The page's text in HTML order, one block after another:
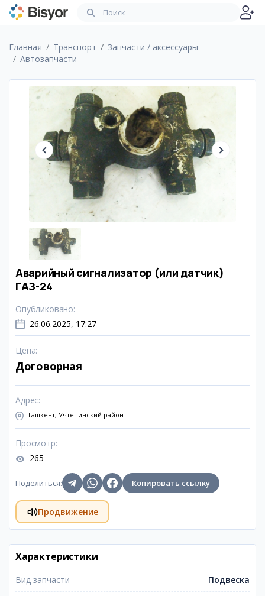
Главная Транспорт
Запчасти / аксессуары
Автозапчасти
Аварийный сигнализатор (или датчик)
ГАЗ-24
Опубликовано:
26.06.2025, 17:27
Цена:
Договорная
Адрес:
Ташкент, Учтепинский район
Просмотр:
265
Поделиться: Копировать ссылку
Продвижение
Характеристики
Вид запчасти Подвеска